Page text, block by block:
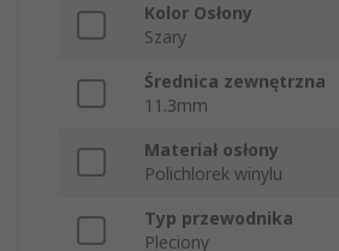
Kolor Osłony
Szary
Średnica zewnętrzna
11.3mm
Materiał osłony
Polichlorek winylu
Typ przewodnika
Pleciony